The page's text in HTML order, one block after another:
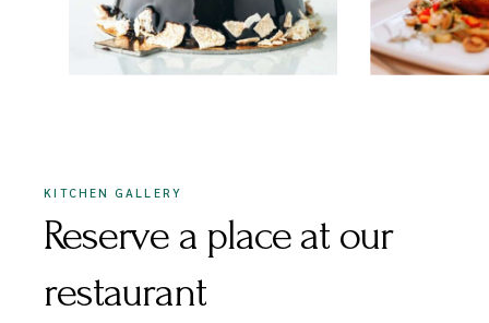
KITCHEN GALLERY
Reserve a place at our
restaurant